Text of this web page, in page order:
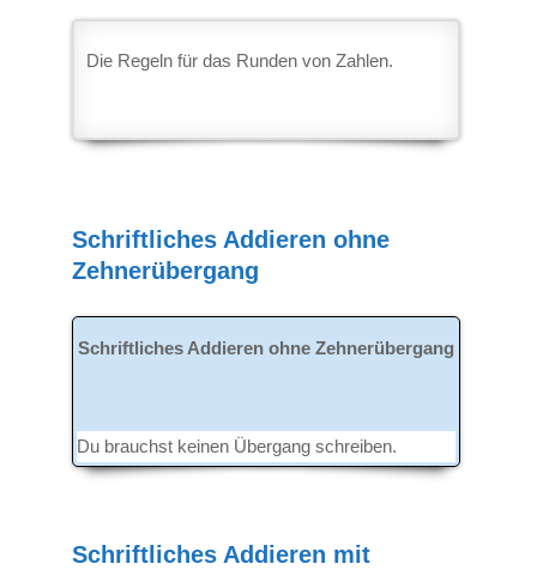
28Die Regeln für das Runden von Zahlen.
Schriftliches Addieren ohne
Zehnerübergang
Schriftliches Addieren ohne Zehnerübergang
Du brauchst keinen Übergang schreiben.
Schriftliches Addieren mit